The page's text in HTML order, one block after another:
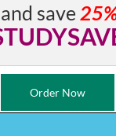
save
Order Now